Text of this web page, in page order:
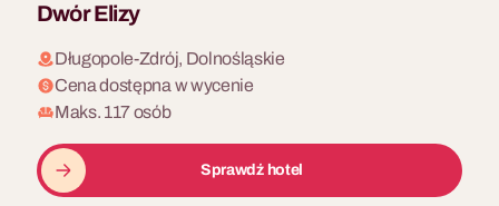
Dwór Elizy
Długopole-Zdrój, Dolnośląskie
Cena dostępna w wycenie
Maks. 117 osób
Sprawdź hotel